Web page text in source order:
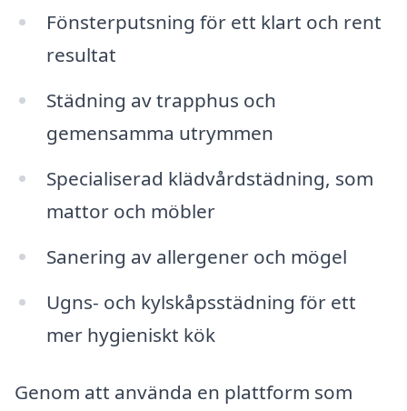
Fönsterputsning för ett klart och rent
resultat
Städning av trapphus och
gemensamma utrymmen
Specialiserad klädvårdstädning, som
mattor och möbler
Sanering av allergener och mögel
Ugns- och kylskåpsstädning för ett
mer hygieniskt kök
Genom att använda en plattform som